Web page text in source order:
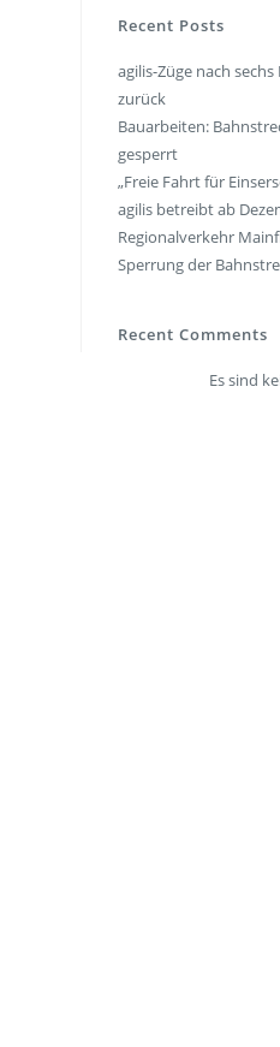
Recent Posts
agilis-Züge nach
zurück
Bauarbeiten:
gesperrt
„Freie Fahrt für
agilis betreibt ab
Regionalverkehr
Sperrung der
Recent Comments
Es sind